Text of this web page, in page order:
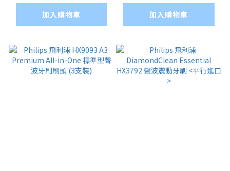
加入購物車 加入購物車